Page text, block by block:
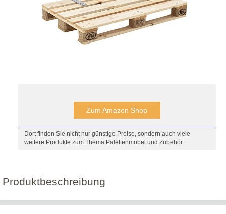
Zum Amazon Shop
Dort finden Sie nicht nur günstige Preise, sondern auch viele
weitere Produkte zum Thema Palettenmöbel und Zubehör.
Produktbeschreibung